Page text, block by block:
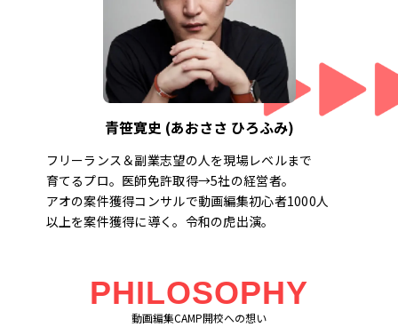
青笹寛史 (あおささ ひろふみ)
フリーランス＆副業志望の人を現場レベルまで
育てるプロ。医師免許取得→5社の経営者。
アオの案件獲得コンサルで動画編集初心者1000人
以上を案件獲得に導く。令和の虎出演。
PHILOSOPHY
動画編集CAMP開校への想い